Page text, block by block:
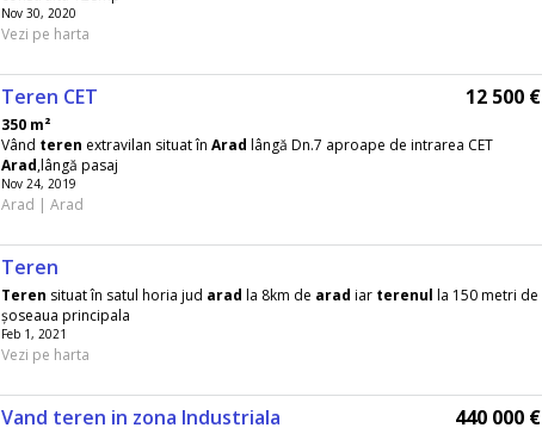
Nov 30, 2020
Vezi pe harta
Teren CET 12 500 €
350 m²
Vând teren extravilan situat în Arad lângă Dn.7 aproape de intrarea CET
Arad,lângă pasaj
Nov 24, 2019
Arad | Arad
Teren
Teren situat în satul horia jud arad la 8km de arad iar terenul la 150 metri de
șoseaua principala
Feb 1, 2021
Vezi pe harta
Vand teren in zona Industriala 440 000 €